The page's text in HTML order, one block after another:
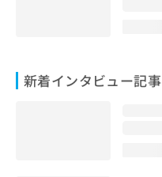
新着インタビュー記事